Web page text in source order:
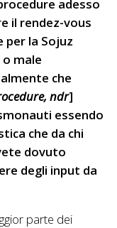
adesso
il rendez-vous
per la Sojuz
male
che
ndr]
essendo
che da chi
dovuto
degli input da
parte dei